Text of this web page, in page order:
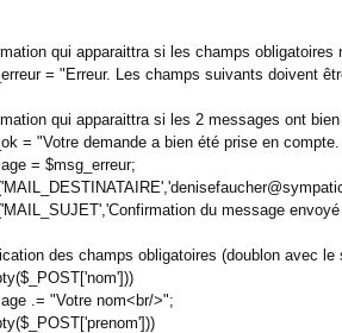
qui apparaittra si les champs obligatoires
= "Erreur. Les champs suivants doivent
qui apparaittra si les 2 messages ont
= "Votre demande a bien été prise en
= $msg_erreur;
du message
des champs obligatoires (doublon avec
.= "Votre nom<br/>";